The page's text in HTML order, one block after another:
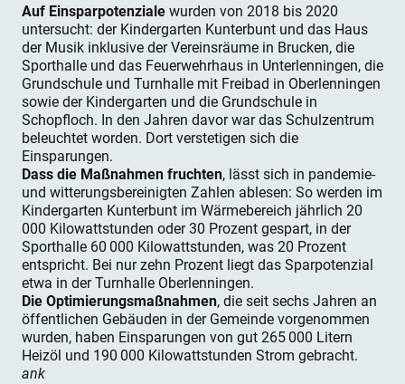
Auf Einsparpotenzialewurden von 2018 bis 2020
untersucht: der Kindergarten Kunterbunt und das Haus
der Musik inklusive der Vereinsräume in Brucken, die
Sporthalle und das Feuerwehrhaus in Unterlenningen, die
Grundschule und Turnhalle mit Freibad in Oberlenningen
sowie der Kindergarten und die Grundschule in
Schopfloch. In den Jahren davor war das Schulzentrum
beleuchtet worden. Dort verstetigen sich die
Einsparungen.
Dass die Maßnahmen fruchten, lässt sich in pandemie-
und witterungsbereinigten Zahlen ablesen: So werden im
Kindergarten Kunterbunt im Wärmebereich jährlich 20
000 Kilowattstunden oder 30 Prozent gespart, in der
Sporthalle 60 000 Kilowattstunden, was 20 Prozent
entspricht. Bei nur zehn Prozent liegt das Sparpotenzial
etwa in der Turnhalle Oberlenningen.
Die Optimierungsmaßnahmen, die seit sechs Jahren an
öffentlichen Gebäuden in der Gemeinde vorgenommen
wurden, haben Einsparungen von gut 265 000 Litern
Heizöl und 190 000 Kilowattstunden Strom gebracht.
ank